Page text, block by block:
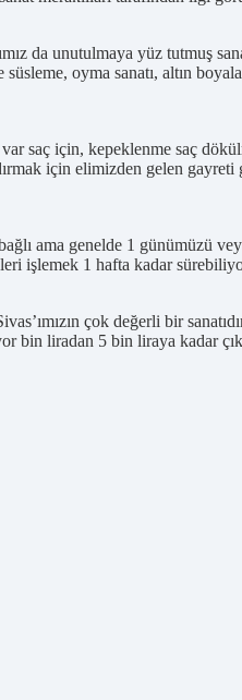
da unutulmaya yüz tutmuş
oyma sanatı, altın
saç için, kepeklenme saç
için elimizden gelen
ama genelde 1 günümüzü
işlemek 1 hafta kadar
çok değerli bir
bin liradan 5 bin liraya kadar